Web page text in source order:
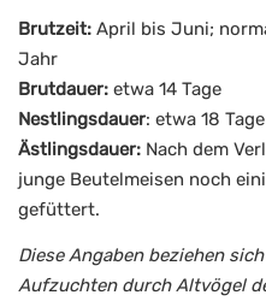
Brutzeit: April bis Juni;
Jahr
Brutdauer: etwa 14 Tage
Nestlingsdauer: etwa 18 Tage
Ästlingsdauer: Nach dem
junge Beutelmeisen noch
gefüttert.
Diese Angaben beziehen
Aufzuchten durch Altvögel